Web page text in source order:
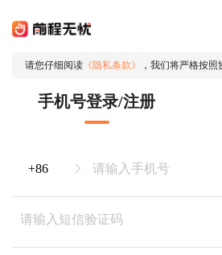
请您仔细阅读 《隐私条款》 ，我们将严格按照
手机号登录/注册